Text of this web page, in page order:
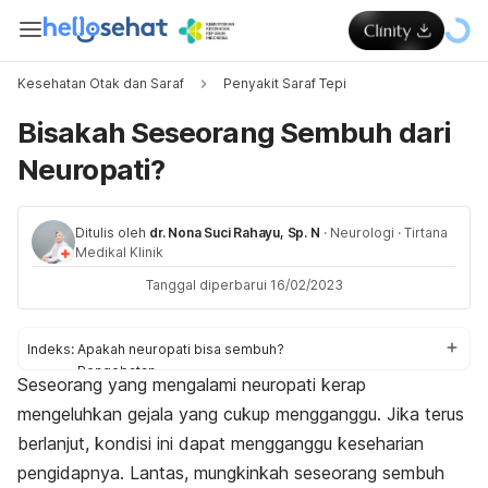
Kesehatan Otak dan Saraf Penyakit Saraf Tepi
Bisakah Seseorang Sembuh dari
Neuropati?
Ditulis oleh dr. Nona Suci Rahayu, Sp. N · Neurologi · Tirtana
Medikal Klinik
Tanggal diperbarui 16/02/2023
Indeks: Apakah neuropati bisa sembuh?
Pengobatan
Mungkinkah neuropati kambuh?
Seseorang yang mengalami neuropati kerap
mengeluhkan gejala yang cukup mengganggu. Jika terus
berlanjut, kondisi ini dapat mengganggu keseharian
pengidapnya. Lantas, mungkinkah seseorang sembuh